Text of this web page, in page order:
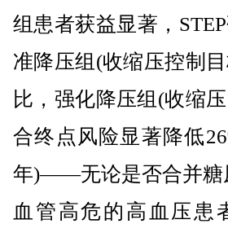
组患者获益显著，
准降压组(收缩压控制
比，强化降压组(收缩
合终点风险显著降低
年)——无论是否合并糖
血管高危的高血压患